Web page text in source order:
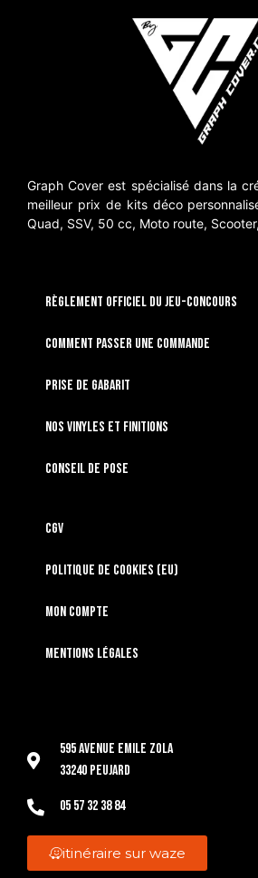
Graph Cover est spécialisé dans la
meilleur prix de kits déco
Quad, SSV, 50 cc, Moto route,
RÈGLEMENT OFFICIEL DU JEU-CONCOURS
Comment passer une commande
Prise de gabarit
Nos vinyles et finitions
Conseil de pose
CGV
Politique de cookies (EU)
Mon compte
Mentions légales
595 Avenue Emile Zola
33240 Peujard
05 57 32 38 84
itinéraire sur waze